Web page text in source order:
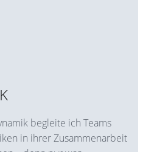
begleite ich Teams
in ihrer Zusammenarbeit